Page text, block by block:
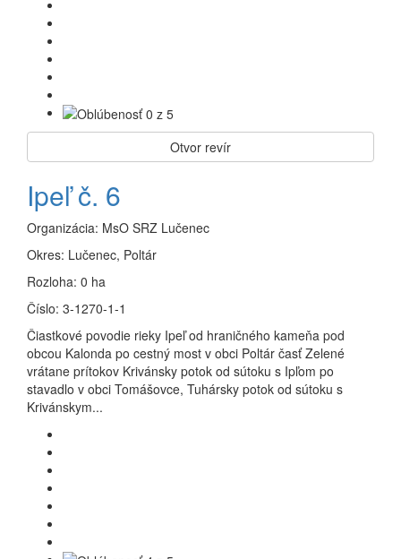
Otvor revír
Ipeľ č. 6
Organizácia: MsO SRZ Lučenec
Okres: Lučenec, Poltár
Rozloha: 0 ha
Číslo: 3-1270-1-1
Čiastkové povodie rieky Ipeľ od hraničného kameňa pod
obcou Kalonda po cestný most v obci Poltár časť Zelené
vrátane prítokov Krivánsky potok od sútoku s Ipľom po
stavadlo v obci Tomášovce, Tuhársky potok od sútoku s
Krivánskym...